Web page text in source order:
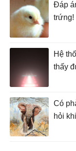
Đáp
trứng!
Hệ
thấy
Có
hỏi